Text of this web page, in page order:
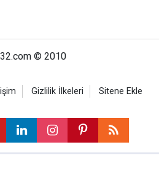
© 2010
Gizlilik İlkeleri Sitene Ekle